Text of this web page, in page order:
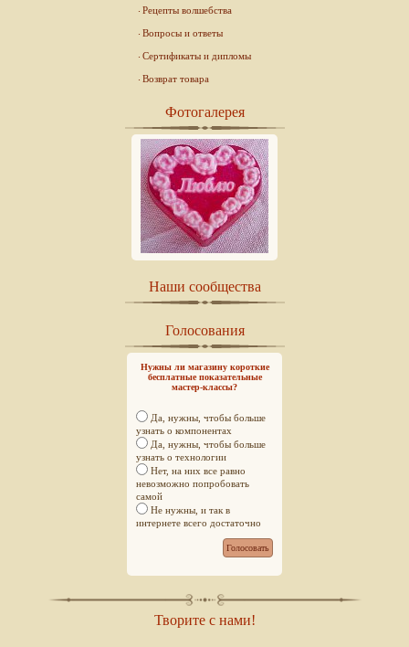
Рецепты волшебства
Вопросы и ответы
Сертификаты и дипломы
Возврат товара
Фотогалерея
Наши сообщества
Голосования
Нужны ли магазину короткие
бесплатные показательные
мастер-классы?
Да, нужны, чтобы больше
узнать о компонентах
Да, нужны, чтобы больше
узнать о технологии
Нет, на них все равно
невозможно попробовать
самой
Не нужны, и так в
интернете всего достаточно
Творите с нами!